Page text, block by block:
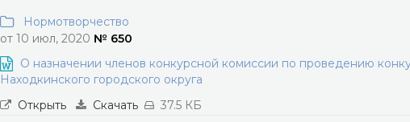
Нормотворчество
от 10 июл, 2020 № 650
О назначении членов конкурсной комиссии по проведению
Находкинского городского округа
Открыть
Скачать 37.5 КБ